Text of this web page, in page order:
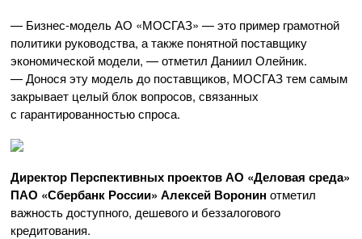
— Бизнес-модель АО «МОСГАЗ» — это пример грамотной
политики руководства, а также понятной поставщику
экономической модели, — отметил Даниил Олейник.
— Донося эту модель до поставщиков, МОСГАЗ тем самым
закрывает целый блок вопросов, связанных
с гарантированностью спроса.
Директор Перспективных проектов АО «Деловая среда»
ПАО «Сбербанк России» Алексей Воронин отметил
важность доступного, дешевого и беззалогового
кредитования.